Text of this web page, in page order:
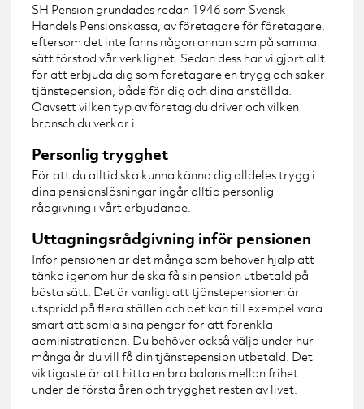
SH Pension grundades redan 1946 som Svensk
Handels Pensionskassa, av företagare för företagare,
eftersom det inte fanns någon annan som på samma
sätt förstod vår verklighet. Sedan dess har vi gjort allt
för att erbjuda dig som företagare en trygg och säker
tjänstepension, både för dig och dina anställda.
Oavsett vilken typ av företag du driver och vilken
bransch du verkar i.
Personlig trygghet
För att du alltid ska kunna känna dig alldeles trygg i
dina pensionslösningar ingår alltid personlig
rådgivning i vårt erbjudande.
Uttagningsrådgivning inför pensionen
Inför pensionen är det många som behöver hjälp att
tänka igenom hur de ska få sin pension utbetald på
bästa sätt. Det är vanligt att tjänstepensionen är
utspridd på flera ställen och det kan till exempel vara
smart att samla sina pengar för att förenkla
administrationen. Du behöver också välja under hur
många år du vill få din tjänstepension utbetald. Det
viktigaste är att hitta en bra balans mellan frihet
under de första åren och trygghet resten av livet.